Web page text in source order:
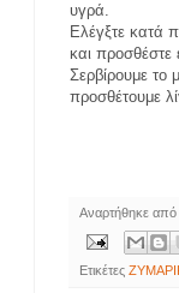
υγρά.
Ελέγξτε κατά
και προσθέστε
Σερβίρουμε το
προσθέτουμε
Αναρτήθηκε
Ετικέτες